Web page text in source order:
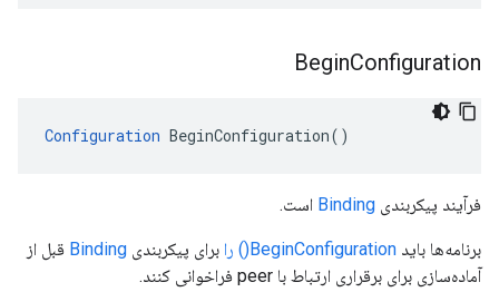
BeginConfiguration
Configuration BeginConfiguration()
فرآیند پیکربندی Binding است.
برنامه‌ها باید BeginConfiguration() را برای پیکربندی Binding قبل از
آماده‌سازی برای برقراری ارتباط با peer فراخوانی کنند.